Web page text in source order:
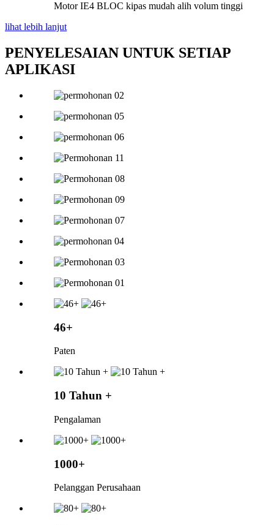
Motor IE4 BLOC kipas mudah alih volum tinggi
lihat lebih lanjut
PENYELESAIAN UNTUK SETIAP
APLIKASI
46+
Paten
10 Tahun +
Pengalaman
1000+
Pelanggan Perusahaan